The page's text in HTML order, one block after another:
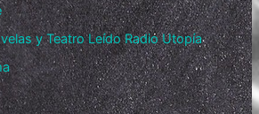
y Teatro Leído Radio Utopía